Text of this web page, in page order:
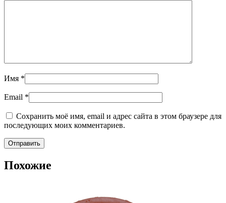
Имя *
Email *
Сохранить моё имя, email и адрес сайта в этом браузере для
последующих моих комментариев.
Похожие